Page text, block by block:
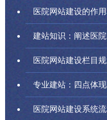
医院网站建设的作
建站知识：阐述医
医院网站建设栏目
专业建站：四点体
医院网站建设系统